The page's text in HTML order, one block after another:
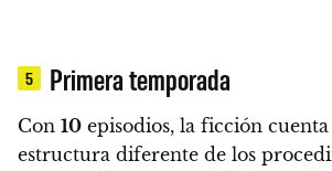
5 Primera temporada
Con 10 episodios, la ficción
estructura diferente de los